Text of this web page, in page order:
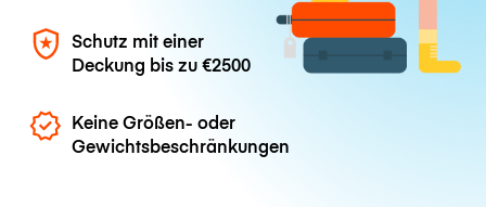
Schutz mit einer
Deckung bis zu€2500
Keine Größen- oder
Gewichtsbeschränkungen